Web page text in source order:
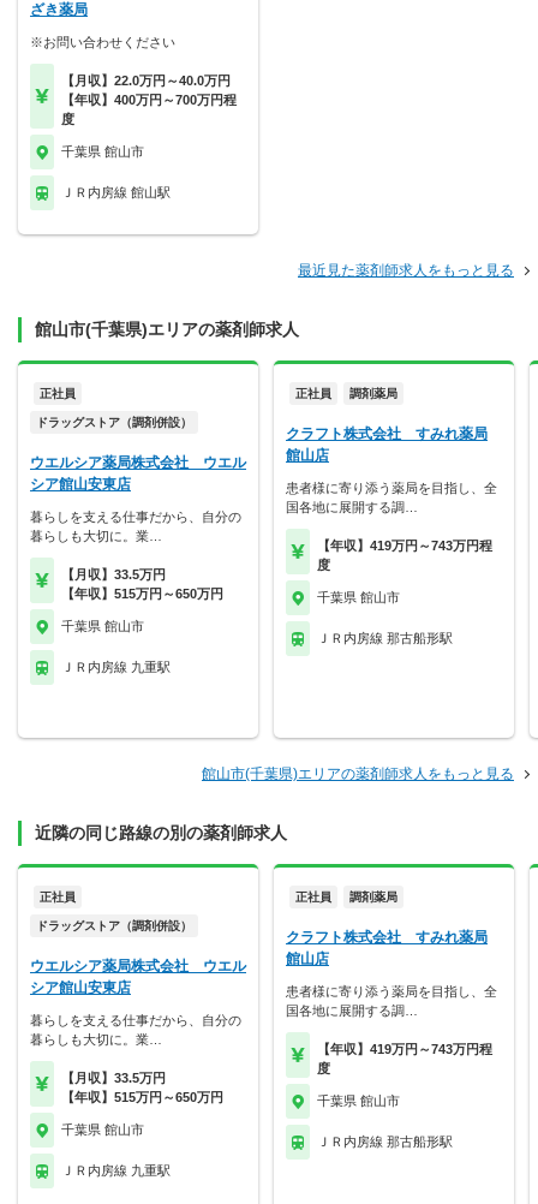
ざき薬局
※お問い合わせください
【月収】22.0万円～40.0万円
【年収】400万円～700万円程
度
千葉県 館山市
ＪＲ内房線 館山駅
最近見た薬剤師求人をもっと見る
館山市(千葉県)エリアの薬剤師求人
正社員
ドラッグストア（調剤併設）
ウエルシア薬局株式会社 ウエル
シア館山安東店
暮らしを支える仕事だから、自分の
暮らしも大切に。業…
【月収】33.5万円
【年収】515万円～650万円
千葉県 館山市
ＪＲ内房線 九重駅
正社員 調剤薬局
クラフト株式会社 すみれ薬局
館山店
患者様に寄り添う薬局を目指し、全
国各地に展開する調…
【年収】419万円～743万円程
度
千葉県 館山市
ＪＲ内房線 那古船形駅
館山市(千葉県)エリアの薬剤師求人をもっと見る
近隣の同じ路線の別の薬剤師求人
正社員
ドラッグストア（調剤併設）
ウエルシア薬局株式会社 ウエル
シア館山安東店
暮らしを支える仕事だから、自分の
暮らしも大切に。業…
【月収】33.5万円
【年収】515万円～650万円
千葉県 館山市
ＪＲ内房線 九重駅
正社員 調剤薬局
クラフト株式会社 すみれ薬局
館山店
患者様に寄り添う薬局を目指し、全
国各地に展開する調…
【年収】419万円～743万円程
度
千葉県 館山市
ＪＲ内房線 那古船形駅